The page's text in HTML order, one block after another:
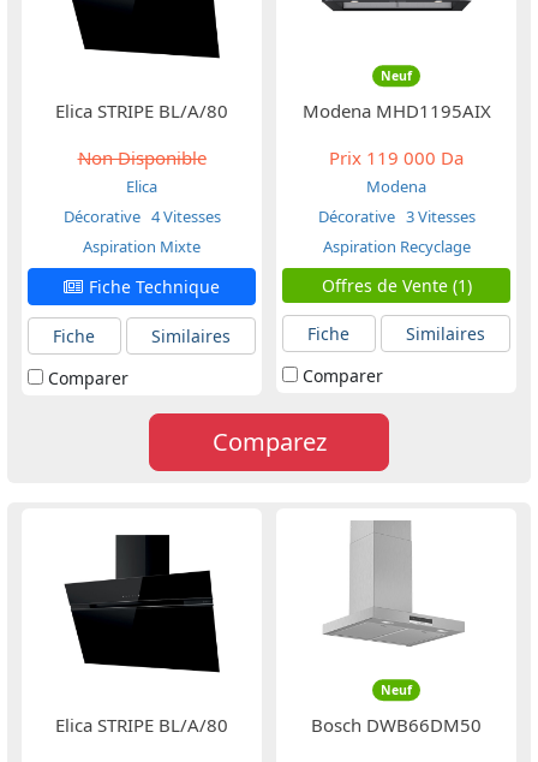
Elica STRIPE BL/A/80
Non Disponible
Elica
Décorative 4 Vitesses
Aspiration Mixte
Fiche Technique
Fiche
Similaires
Comparer
Neuf
Modena MHD1195AIX
Prix 119 000 Da
Modena
Décorative 3 Vitesses
Aspiration Recyclage
Offres de Vente (1)
Fiche
Similaires
Comparer
Comparez
Elica STRIPE BL/A/80
Neuf
Bosch DWB66DM50